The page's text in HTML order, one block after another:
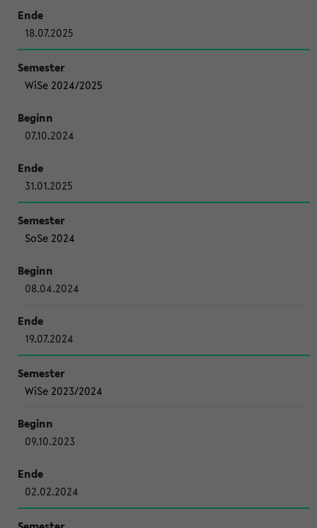
18.07.2025
WiSe 2024/2025
07.10.2024
31.01.2025
SoSe 2024
08.04.2024
19.07.2024
WiSe 2023/2024
09.10.2023
02.02.2024